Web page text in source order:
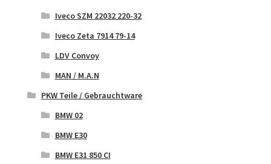
Iveco SZM 22032 220-32
Iveco Zeta 7914 79-14
LDV Convoy
MAN / M.A.N
PKW Teile / Gebrauchtware
BMW 02
BMW E30
BMW E31 850 CI